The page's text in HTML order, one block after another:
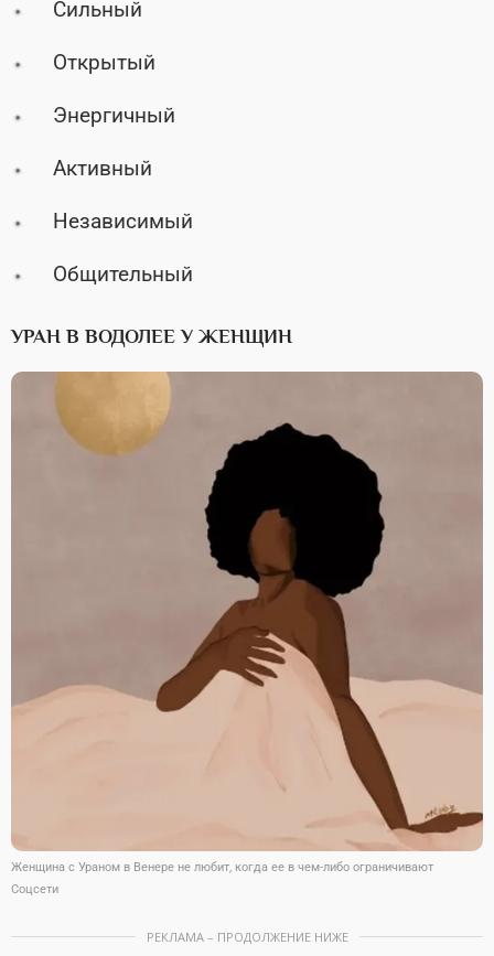
Сильный
Открытый
Энергичный
Активный
Независимый
Общительный
УРАН В ВОДОЛЕЕ У ЖЕНЩИН
Женщина с Ураном в Венере не любит, когда ее в чем-либо ограничивают
Соцсети
РЕКЛАМА – ПРОДОЛЖЕНИЕ НИЖЕ